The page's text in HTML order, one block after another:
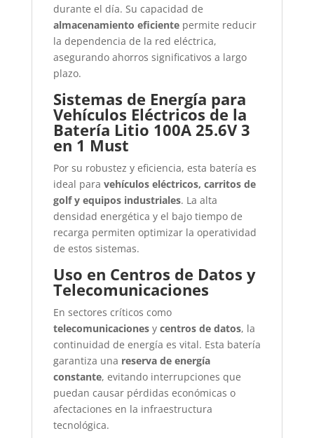
durante el día. Su capacidad de
almacenamiento eficientepermite reducir
la dependencia de la red eléctrica,
asegurando ahorros significativos a largo
plazo.
Sistemas de Energía para
Vehículos Eléctricos de la
Batería Litio 100A 25.6V 3
en 1 Must
Por su robustez y eficiencia, esta batería es
ideal para vehículos eléctricos, carritos de
golf y equipos industriales. La alta
densidad energética y el bajo tiempo de
recarga permiten optimizar la operatividad
de estos sistemas.
Uso en Centros de Datos y
Telecomunicaciones
En sectores críticos como
telecomunicacionesy centros de datos, la
continuidad de energía es vital. Esta batería
garantiza una reserva de energía
constante, evitando interrupciones que
puedan causar pérdidas económicas o
afectaciones en la infraestructura
tecnológica.